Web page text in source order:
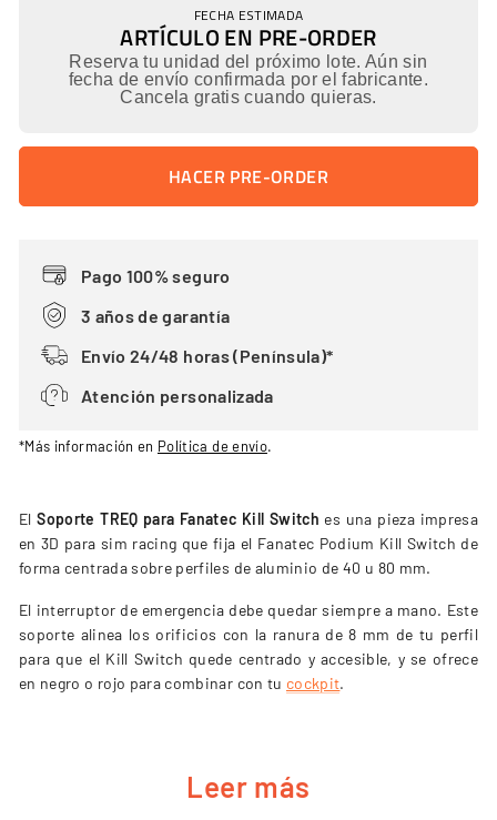
FECHA ESTIMADA
ARTÍCULO EN PRE-ORDER
Reserva tu unidad del próximo lote. Aún sin
fecha de envío confirmada por el fabricante.
Cancela gratis cuando quieras.
HACER PRE-ORDER
Pago 100% seguro
3 años de garantía
Envío 24/48 horas (Península)*
Atención personalizada
*Más información en Política de envío.
ElSoporte TREQ para Fanatec Kill Switch es una pieza impresa
en 3D para sim racing que fija el Fanatec Podium Kill Switch de
forma centrada sobre perfiles de aluminio de 40 u 80 mm.
El interruptor de emergencia debe quedar siempre a mano. Este
soporte alinea los orificios con la ranura de 8 mm de tu perfil
para que el Kill Switch quede centrado y accesible, y se ofrece
en negro o rojo para combinar con tu cockpit.
Leer más